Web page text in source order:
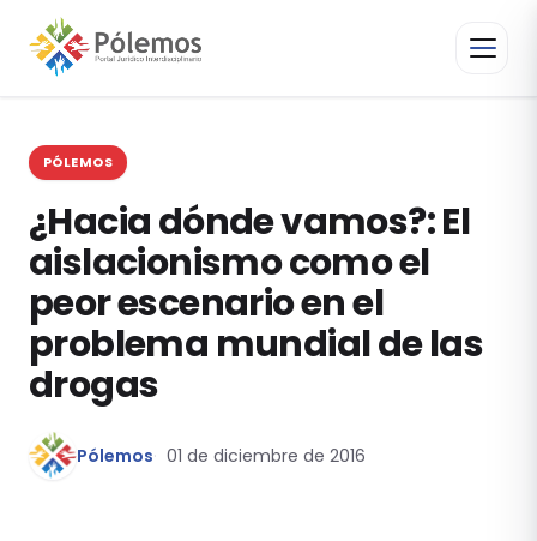
PÓLEMOS
¿Hacia dónde vamos?: El
aislacionismo como el
peor escenario en el
problema mundial de las
drogas
Pólemos 01 de diciembre de 2016